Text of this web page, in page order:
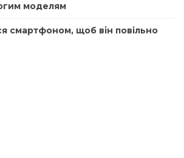
моделям
смартфоном, щоб він повільно